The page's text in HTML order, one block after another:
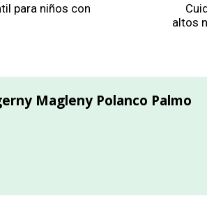
para niños con
altos
Magleny Polanco Palmo